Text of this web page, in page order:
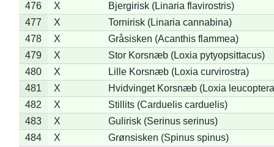
476
X
Bjergirisk (Linaria flavirostris)
477
X
Tornirisk (Linaria cannabina)
478
X
Gråsisken (Acanthis flammea)
479
X
Stor Korsnæb (Loxia pytyopsittacus)
480
X
Lille Korsnæb (Loxia curvirostra)
481
X
Hvidvinget Korsnæb (Loxia
482
X
Stillits (Carduelis carduelis)
483
X
Gulirisk (Serinus serinus)
484
X
Grønsisken (Spinus spinus)